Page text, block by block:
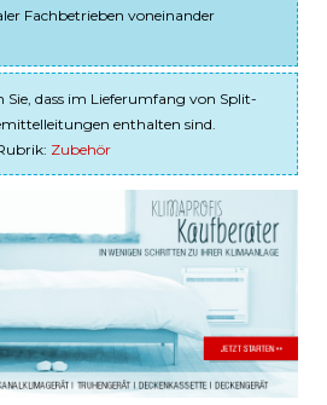
Fachbetrieben voneinander
Sie, dass im Lieferumfang von Split-
enthalten sind.
Zubehör